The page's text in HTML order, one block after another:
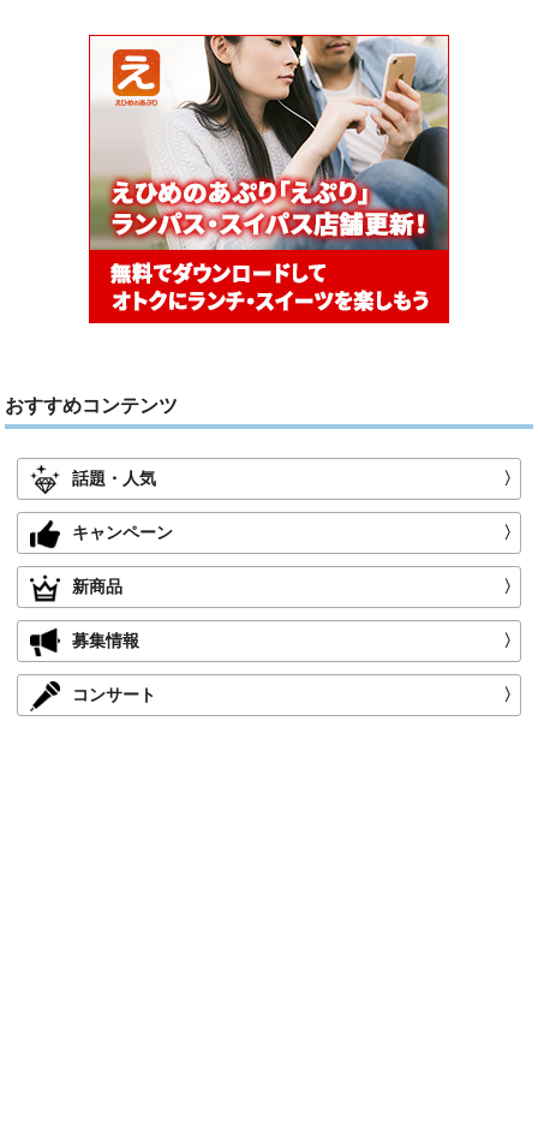
おすすめコンテンツ
話題・人気 〉
キャンペーン 〉
新商品 〉
募集情報 〉
コンサート 〉